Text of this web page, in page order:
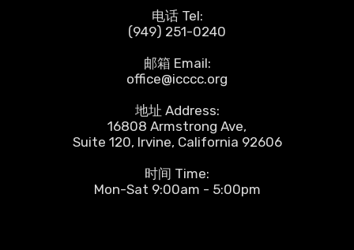
电话 Tel:
(949) 251-0240
邮箱 Email:
office@icccc.org
地址 Address:
16808 Armstrong Ave,
Suite 120, Irvine, California 92606
时间 Time:
Mon-Sat 9:00am - 5:00pm